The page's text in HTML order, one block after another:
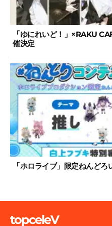
「ゆにれいど！」×RAKU
催決定
「ホロライブ」限定ねんど
topceleV